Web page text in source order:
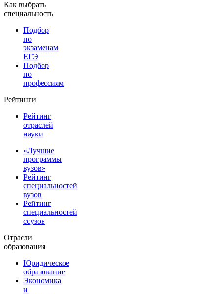
Как выбрать
специальность
Подбор
по
экзаменам
ЕГЭ
Подбор
по
профессиям
Рейтинги
Рейтинг
отраслей
науки
«Лучшие
программы
вузов»
Рейтинг
специальностей
вузов
Рейтинг
специальностей
ссузов
Отрасли
образования
Юридическое
образование
Экономика
и